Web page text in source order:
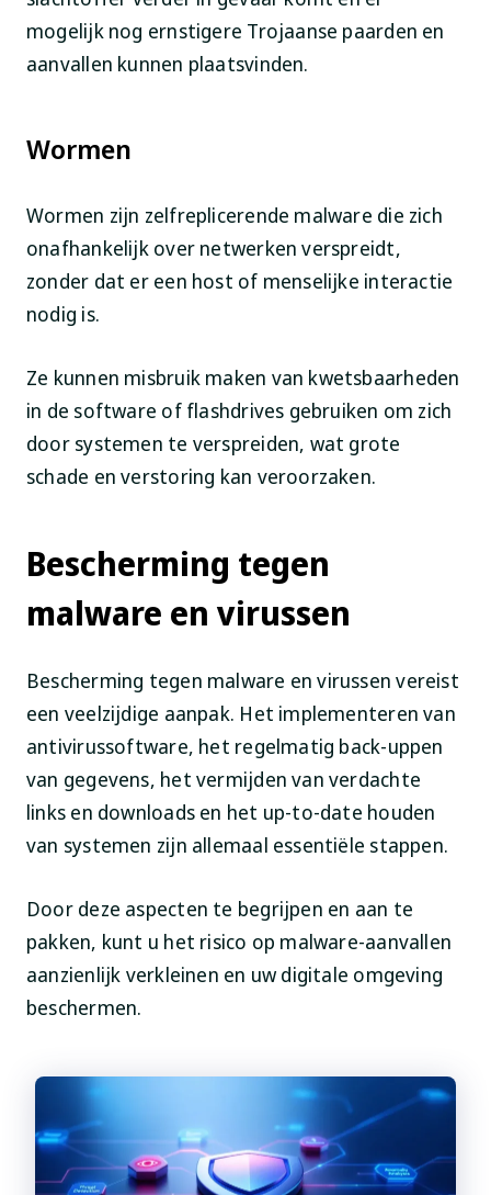
mogelijk nog ernstigere Trojaanse paarden en
aanvallen kunnen plaatsvinden.
Wormen
Wormen zijn zelfreplicerende malware die zich
onafhankelijk over netwerken verspreidt,
zonder dat er een host of menselijke interactie
nodig is.
Ze kunnen misbruik maken van kwetsbaarheden
in de software of flashdrives gebruiken om zich
door systemen te verspreiden, wat grote
schade en verstoring kan veroorzaken.
Bescherming tegen
malware en virussen
Bescherming tegen malware en virussen vereist
een veelzijdige aanpak. Het implementeren van
antivirussoftware, het regelmatig back-uppen
van gegevens, het vermijden van verdachte
links en downloads en het up-to-date houden
van systemen zijn allemaal essentiële stappen.
Door deze aspecten te begrijpen en aan te
pakken, kunt u het risico op malware-aanvallen
aanzienlijk verkleinen en uw digitale omgeving
beschermen.